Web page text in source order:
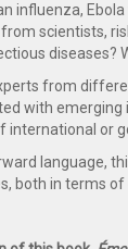
influenza,
scientists,
diseases?
from
with
international or
language,
both in terms